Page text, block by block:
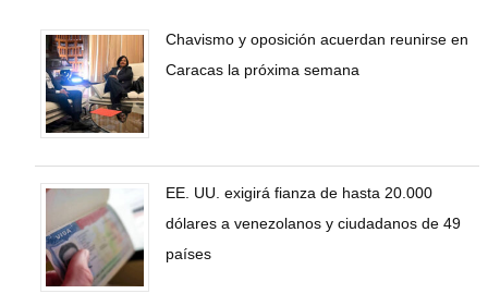
Chavismo y oposición acuerdan reunirse en
Caracas la próxima semana
EE. UU. exigirá fianza de hasta 20.000
dólares a venezolanos y ciudadanos de 49
países